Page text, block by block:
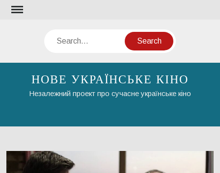
Skip
Search
НОВЕ УКРАЇНСЬКЕ КІНО
Незалежний проект про сучасне українське кіно